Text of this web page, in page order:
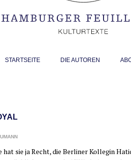
STARTSEITE DIE AUTOREN
hat sie ja Recht, die Ber­li­ner Kol­le­gin